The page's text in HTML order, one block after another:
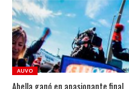
AUVO
Abella ganó en apasionante final